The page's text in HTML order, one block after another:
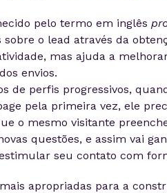
pelo termo em inglês
sobre o lead através da
mas ajuda a
envios.
de perfis progressivos,
pela primeira vez, ele
o mesmo visitante
questões, e assim vai
seu contato com
apropriadas para a